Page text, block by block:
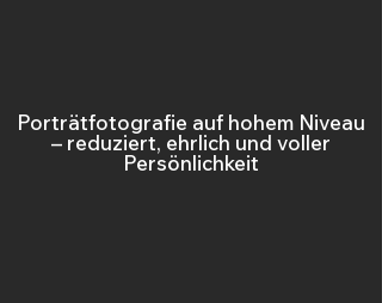
Porträtfotografie auf hohem Niveau
– reduziert, ehrlich und voller
Persönlichkeit